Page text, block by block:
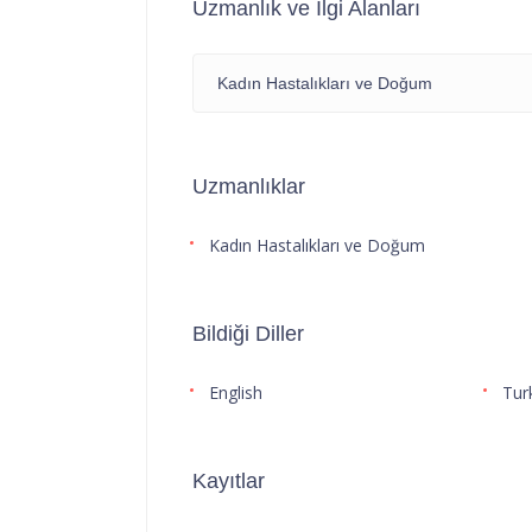
Uzmanlık ve İlgi Alanları
Kadın Hastalıkları ve Doğum
Uzmanlıklar
Kadın Hastalıkları ve Doğum
Bildiği Diller
English
Kayıtlar